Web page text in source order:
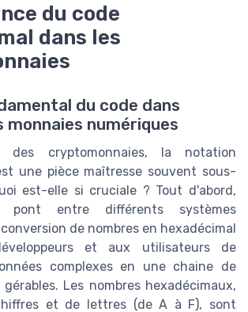
du code
dans les
du code dans
monnaies numériques
des cryptomonnaies, la notation
une pièce maîtresse souvent sous-
est-elle si cruciale ? Tout d'abord,
entre différents systèmes
de nombres en hexadécimal
et aux utilisateurs de
complexes en une chaine de
Les nombres hexadécimaux,
et de lettres (de A à F), sont